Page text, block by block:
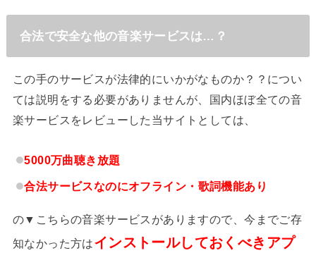
合法で安全な他の音楽サービスは…？
この手のサービスが法律的にいかがなものか？？につい
ては説明をする必要がありませんが、国内ほぼ全ての音
楽サービスをレビューした当サイトとしては、
5000万曲聴き放題
合法サービスなのにオフライン・歌詞機能あり
の▼こちらの音楽サービスがありますので、今までご存
知なかった方はインストールしておくべきアプ